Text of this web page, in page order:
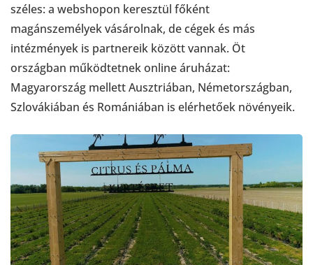
széles: a webshopon keresztül főként
magánszemélyek vásárolnak, de cégek és más
intézmények is partnereik között vannak. Öt
országban működtetnek online áruházat:
Magyarország mellett Ausztriában, Németországban,
Szlovákiában és Romániában is elérhetőek növényeik.